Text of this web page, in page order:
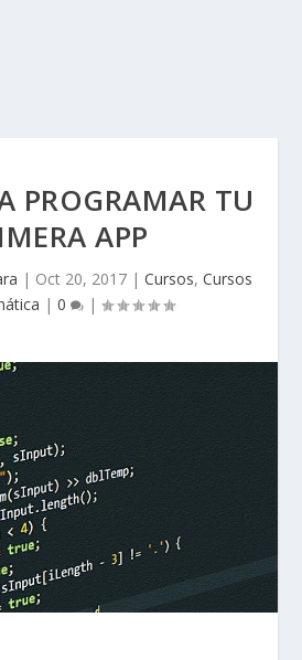
PROGRAMAR TU
APP
| Oct 20, 2017 | Cursos, Cursos
| 0 |